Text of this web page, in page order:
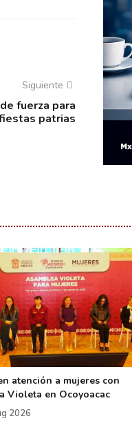
Siguiente
fuerza para
patrias
atención a mujeres con
Violeta en Ocoyoacac
2026